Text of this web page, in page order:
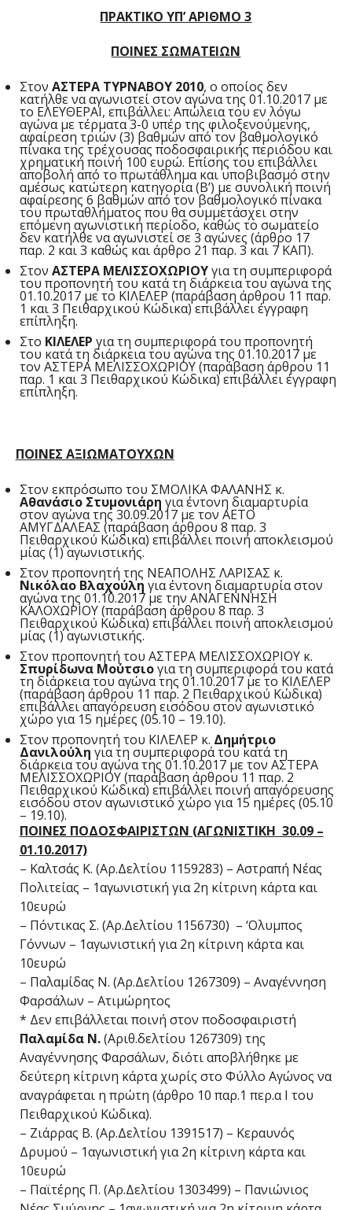
ΠΡΑΚΤΙΚΟ ΥΠ’ ΑΡΙΘΜΟ 3
ΠΟΙΝΕΣ ΣΩΜΑΤΕΙΩΝ
Στον ΑΣΤΕΡΑ ΤΥΡΝΑΒΟΥ 2010, ο οποίος δεν
κατήλθε να αγωνιστεί στον αγώνα της 01.10.2017 με
το ΕΛΕΥΘΕΡΑΙ, επιβάλλει: Απώλεια του εν λόγω
αγώνα με τέρματα 3-0 υπέρ της φιλοξενούμενης,
αφαίρεση τριών (3) βαθμών από τον βαθμολογικό
πίνακα της τρέχουσας ποδοσφαιρικής περιόδου και
χρηματική ποινή 100 ευρώ. Επίσης του επιβάλλει
αποβολή από το πρωτάθλημα και υποβιβασμό στην
αμέσως κατώτερη κατηγορία (Β’) με συνολική ποινή
αφαίρεσης 6 βαθμών από τον βαθμολογικό πίνακα
του πρωταθλήματος που θα συμμετάσχει στην
επόμενη αγωνιστική περίοδο, καθώς το σωματείο
δεν κατήλθε να αγωνιστεί σε 3 αγώνες (άρθρο 17
παρ. 2 και 3 καθώς και άρθρο 21 παρ. 3 και 7 ΚΑΠ).
Στον ΑΣΤΕΡΑ ΜΕΛΙΣΣΟΧΩΡΙΟΥγια τη συμπεριφορά
του προπονητή του κατά τη διάρκεια του αγώνα της
01.10.2017 με το ΚΙΛΕΛΕΡ (παράβαση άρθρου 11 παρ.
1 και 3 Πειθαρχικού Κώδικα) επιβάλλει έγγραφη
επίπληξη.
Στο ΚΙΛΕΛΕΡ για τη συμπεριφορά του προπονητή
του κατά τη διάρκεια του αγώνα της 01.10.2017 με
τον ΑΣΤΕΡΑ ΜΕΛΙΣΣΟΧΩΡΙΟΥ (παράβαση άρθρου 11
παρ. 1 και 3 Πειθαρχικού Κώδικα) επιβάλλει έγγραφη
επίπληξη.
ΠΟΙΝΕΣ ΑΞΙΩΜΑΤΟΥΧΩΝ
Στον εκπρόσωπο του ΣΜΟΛΙΚΑ ΦΑΛΑΝΗΣ κ.
Αθανάσιο Στυμονιάρη για έντονη διαμαρτυρία
στον αγώνα της 30.09.2017 με τον ΑΕΤΟ
ΑΜΥΓΔΑΛΕΑΣ (παράβαση άρθρου 8 παρ. 3
Πειθαρχικού Κώδικα) επιβάλλει ποινή αποκλεισμού
μίας (1) αγωνιστικής.
Στον προπονητή της ΝΕΑΠΟΛΗΣ ΛΑΡΙΣΑΣ κ.
Νικόλαο Βλαχούλη για έντονη διαμαρτυρία στον
αγώνα της 01.10.2017 με την ΑΝΑΓΕΝΝΗΣΗ
ΚΑΛΟΧΩΡΙΟΥ (παράβαση άρθρου 8 παρ. 3
Πειθαρχικού Κώδικα) επιβάλλει ποινή αποκλεισμού
μίας (1) αγωνιστικής.
Στον προπονητή του ΑΣΤΕΡΑ ΜΕΛΙΣΣΟΧΩΡΙΟΥ κ.
Σπυρίδωνα Μούτσιογια τη συμπεριφορά του κατά
τη διάρκεια του αγώνα της 01.10.2017 με το ΚΙΛΕΛΕΡ
(παράβαση άρθρου 11 παρ. 2 Πειθαρχικού Κώδικα)
επιβάλλει απαγόρευση εισόδου στον αγωνιστικό
χώρο για 15 ημέρες (05.10 – 19.10).
Στον προπονητή του ΚΙΛΕΛΕΡ κ. Δημήτριο
Δανιλούλη για τη συμπεριφορά του κατά τη
διάρκεια του αγώνα της 01.10.2017 με τον ΑΣΤΕΡΑ
ΜΕΛΙΣΣΟΧΩΡΙΟΥ (παράβαση άρθρου 11 παρ. 2
Πειθαρχικού Κώδικα) επιβάλλει ποινή απαγόρευσης
εισόδου στον αγωνιστικό χώρο για 15 ημέρες (05.10
– 19.10).
ΠΟΙΝΕΣ ΠΟΔΟΣΦΑΙΡΙΣΤΩΝ (ΑΓΩΝΙΣΤΙΚΗ 30.09 –
01.10.2017)
– Καλτσάς Κ. (Αρ.Δελτίου 1159283) – Αστραπή Νέας
Πολιτείας – 1αγωνιστική για 2η κίτρινη κάρτα και
10ευρώ
– Πόντικας Σ. (Αρ.Δελτίου 1156730) – ‘Ολυμπος
Γόννων – 1αγωνιστική για 2η κίτρινη κάρτα και
10ευρώ
– Παλαμίδας Ν. (Αρ.Δελτίου 1267309) – Αναγέννηση
Φαρσάλων – Ατιμώρητος
* Δεν επιβάλλεται ποινή στον ποδοσφαιριστή
Παλαμίδα Ν.(Αριθ.δελτίου 1267309) της
Αναγέννησης Φαρσάλων, διότι αποβλήθηκε με
δεύτερη κίτρινη κάρτα χωρίς στο Φύλλο Αγώνος να
αναγράφεται η πρώτη (άρθρο 10 παρ.1 περ.α Ι του
Πειθαρχικού Κώδικα).
– Ζιάρρας Β. (Αρ.Δελτίου 1391517) – Κεραυνός
Δρυμού – 1αγωνιστική για 2η κίτρινη κάρτα και
10ευρώ
– Παϊτέρης Π. (Αρ.Δελτίου 1303499) – Πανιώνιος